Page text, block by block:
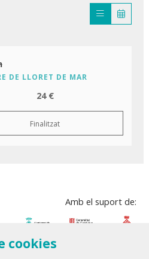
DE LLORET DE MAR
24 €
Finalitzat
Amb el suport de:
cookies